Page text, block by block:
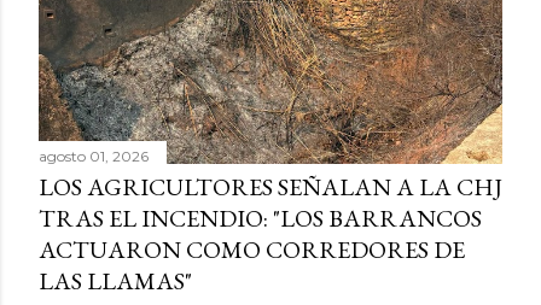
agosto 01, 2026
LOS AGRICULTORES SEÑALAN A LA CHJ
TRAS EL INCENDIO: "LOS BARRANCOS
ACTUARON COMO CORREDORES DE
LAS LLAMAS"